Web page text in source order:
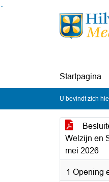
Ga naar de inhoud van deze
Ga naar het zoeken
Ga naar het menu
Startpagina
U bevindt zich
Welzijn en
mei 2026
1 Opening